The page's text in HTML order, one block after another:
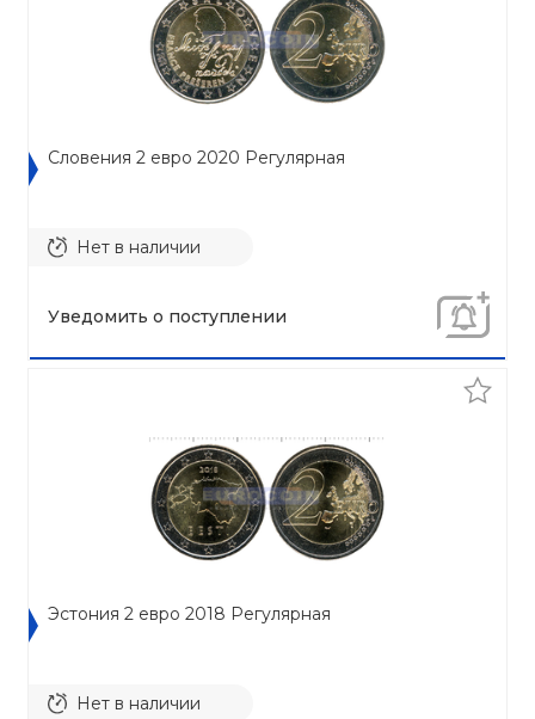
Словения 2 евро 2020 Регулярная
Нет в наличии
Уведомить о поступлении
Эстония 2 евро 2018 Регулярная
Нет в наличии